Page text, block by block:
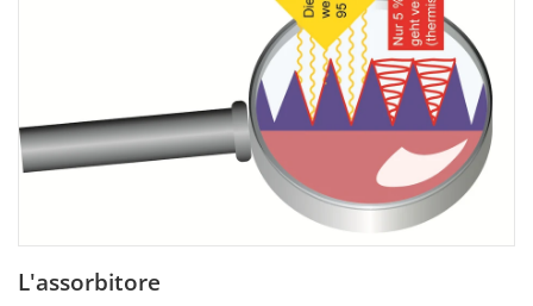
L'assorbitore